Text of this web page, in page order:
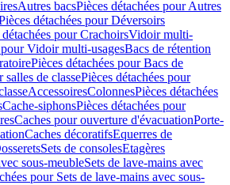
Autres bacsPièces détachées pour Autres
détachées pour Déversoirs
détachées pour CrachoirsVidoir multi-
pour Vidoir multi-usagesBacs de rétention
Pièces détachées pour Bacs de
de classePièces détachées pour
AccessoiresColonnesPièces détachées
Cache-siphonsPièces détachées pour
Caches pour ouverture d'évacuationPorte-
Caches décoratifsEquerres de
Sets de consolesEtagères
sous-meubleSets de lave-mains avec
pour Sets de lave-mains avec sous-